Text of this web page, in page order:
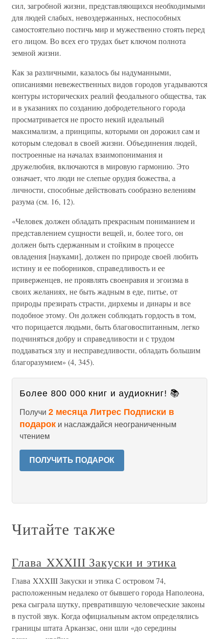
сил, загробной жизни, представляющихся необходимыми
для людей слабых, невоздержанных, неспособных
самостоятельно постичь мир и мужественно стоять перед
его лицом. Во всех его трудах бьет ключом полнота
земной жизни.
Как за различными, казалось бы надуманными,
описаниями невежественных видов городов угадываются
контуры исторических реалий феодального общества, так
и в указаниях по созданию добродетельного города
просматривается не просто некий идеальный
максимализм, а принципы, которыми он дорожил сам и
которым следовал в своей жизни. Объединения людей,
построенные на началах взаимопонимания и
дружелюбия, включаются в мировую гармонию. Это
означает, что люди не слепые орудия божества, а
личности, способные действовать сообразно велениям
разума (см. 16, 12).
«Человек должен обладать прекрасным пониманием и
представлением сущности вещей, и, более того, он
должен быть сдержанным и стойким в процессе
овладения [науками], должен по природе своей любить
истину и ее поборников, справедливость и ее
приверженцев, не проявлять своенравия и эгоизма в
своих желаниях, не быть жадным в еде, питье, от
природы презирать страсти, дирхемы и динары и все
подобное этому. Он должен соблюдать гордость в том,
что порицается людьми, быть благовоспитанным, легко
подчиняться добру и справедливости и с трудом
поддаваться злу и несправедливости, обладать большим
благоразумием» (4, 345).
Более 800 000 книг и аудиокниг! 📚
Получи 2 месяца Литрес Подписки в
подарок и наслаждайся неограниченным
чтением
ПОЛУЧИТЬ ПОДАРОК
Читайте также
Глава XXXIII Закуски и этика
Глава XXXIII Закуски и этика С островом 74,
расположенным недалеко от бывшего города Наполеона,
река сыграла шутку, превратившую человеческие законы
в пустой звук. Когда официальным актом определялись
границы штата Арканзас, они шли «до середины